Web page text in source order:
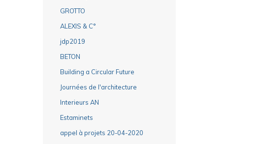
GROTTO
ALEXIS & C°
jdp2019
BETON
Building a Circular Future
Journées de l'architecture
Interieurs AN
Estaminets
appel à projets 20-04-2020